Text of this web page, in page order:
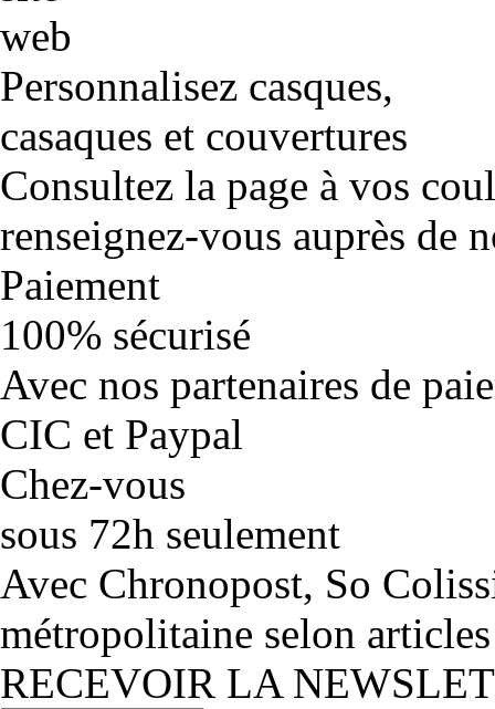
Personnalisez casques,
casaques et couvertures
Consultez la page à vos
renseignez-vous auprès de
Paiement
100% sécurisé
Avec nos partenaires de
CIC et Paypal
Chez-vous
sous 72h seulement
Avec Chronopost, So
métropolitaine selon
RECEVOIR LA